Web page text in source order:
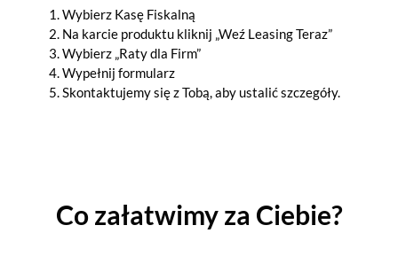
Wybierz Kasę Fiskalną
Na karcie produktu kliknij „Weź Leasing Teraz”
Wybierz „Raty dla Firm”
Wypełnij formularz
Skontaktujemy się z Tobą, aby ustalić szczegóły.
Co załatwimy za Ciebie?